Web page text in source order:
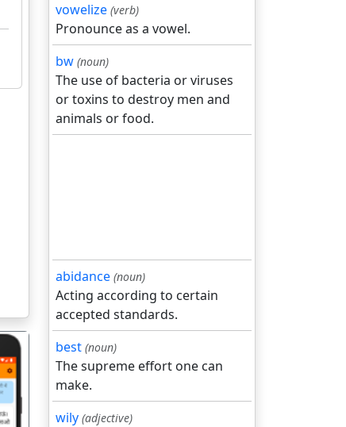
vowelize (verb)
Pronounce as a vowel.
bw (noun)
The use of bacteria or viruses
or toxins to destroy men and
animals or food.
abidance (noun)
Acting according to certain
accepted standards.
best (noun)
The supreme effort one can
make.
wily (adjective)